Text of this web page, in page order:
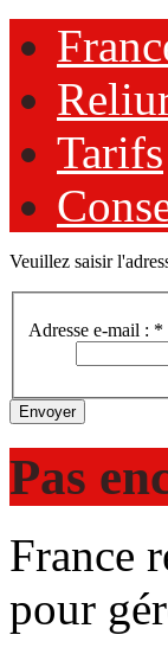
Tarifs
Veuillez saisir
Adresse e-mail : *
Envoyer
Pas
France
pour